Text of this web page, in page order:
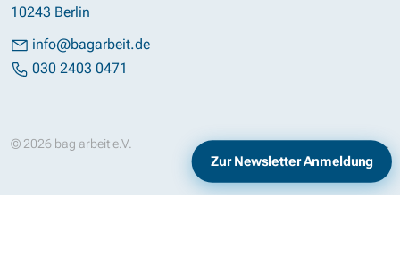
10243 Berlin
info@bagarbeit.de
030 2403 0471
© 2026 bag arbeit e.V. Datenschutz
Zur Newsletter Anmeldung